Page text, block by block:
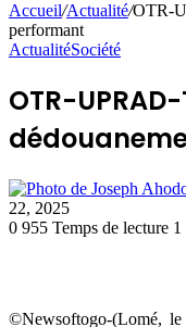
Accueil/Actualité/OTR-
performant
ActualitéSociété
OTR-
22, 2025
0 955 Temps de lecture
©Newsoftogo-(Lomé,